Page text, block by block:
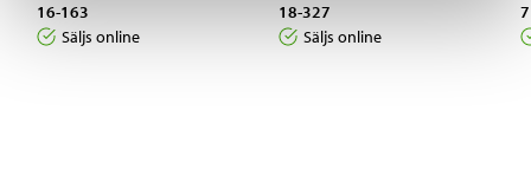
16-163
Säljs online
18-327
Säljs online